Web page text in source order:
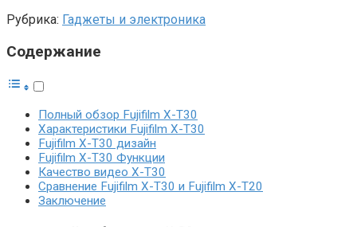
Рубрика: Гаджеты и электроника
Содержание
Полный обзор Fujifilm X-T30
Характеристики Fujifilm X-T30
Fujifilm X-T30 дизайн
Fujifilm X-T30 Функции
Качество видео X-T30
Сравнение Fujifilm X-T30 и Fujifilm X-T20
Заключение